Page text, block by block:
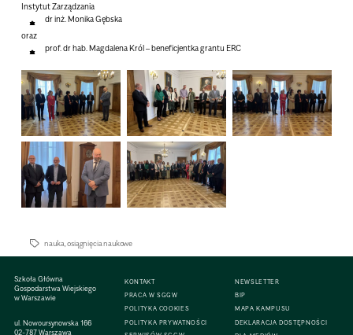
Instytut Zarządzania
dr inż. Monika Gębska
oraz
prof. dr hab. Magdalena Król – beneficjentka grantu ERC
nauka ,osiągnięcia naukowe
Szkoła Główna
Gospodarstwa Wiejskiego
w Warszawie
ul. Nowoursynowska 166
02-787 Warszawa
KONTAKT
PRACA W SGGW
POLITYKA COOKIES
POLITYKA PRYWATNOŚCI
NEWSLETTER
BIP
MAPA KAMPUSU
DEKLARACJA DOSTĘPNOŚCI